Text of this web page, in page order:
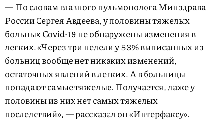
— По словам главного пульмонолога Минздрава
России Сергея Авдеева, у половины тяжелых
больных Covid-19 не обнаружены изменения в
легких. «Через три недели у 53% выписанных из
больниц вообще нет никаких изменений,
остаточных явлений в легких. А в больницы
попадают самые тяжелые. Получается, даже у
половины из них нет самых тяжелых
последствий», —рассказалон «Интерфаксу».